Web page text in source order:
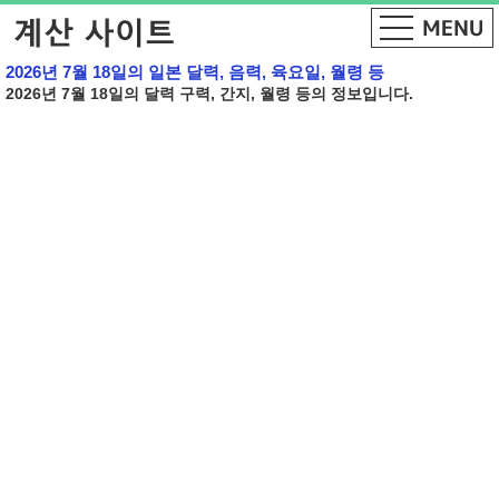
2026년 7월 18일의 일본 달력, 음력, 육요일, 월령 등
2026년 7월 18일의 달력 구력, 간지, 월령 등의 정보입니다.